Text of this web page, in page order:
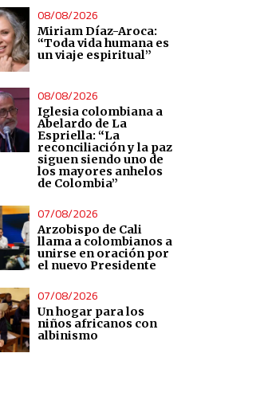
08/08/2026
Miriam Díaz-Aroca:
“Toda vida humana es
un viaje espiritual”
08/08/2026
Iglesia colombiana a
Abelardo de La
Espriella: “La
reconciliación y la paz
siguen siendo uno de
los mayores anhelos
de Colombia”
07/08/2026
Arzobispo de Cali
llama a colombianos a
unirse en oración por
el nuevo Presidente
07/08/2026
Un hogar para los
niños africanos con
albinismo